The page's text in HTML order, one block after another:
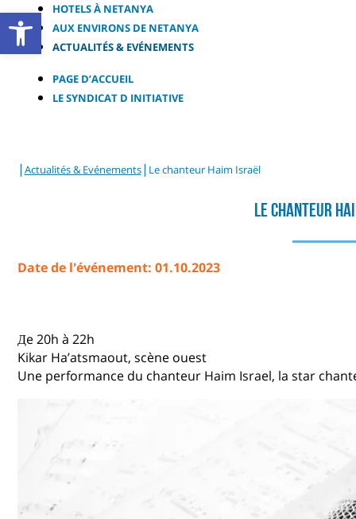
Ouvrir la barre d’outilsHOTELS À NETANYA
AUX ENVIRONS DE NETANYA
ACTUALITÉS & EVÉNEMENTS
PAGE D’ACCUEIL
LE SYNDICAT D INITIATIVE
| Actualités & Evénements| Le chanteur Haim Israël
Le Chanteur
Date de l'événement: 01.10.2023
Дe 20h à 22h
Kikar Ha’atsmaout, scène ouest
Une performance du chanteur Haim Israel, la star